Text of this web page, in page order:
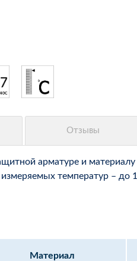
арматуре и материалу
измеряемых температур –
Материал